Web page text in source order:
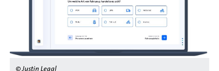
© Justin Legal